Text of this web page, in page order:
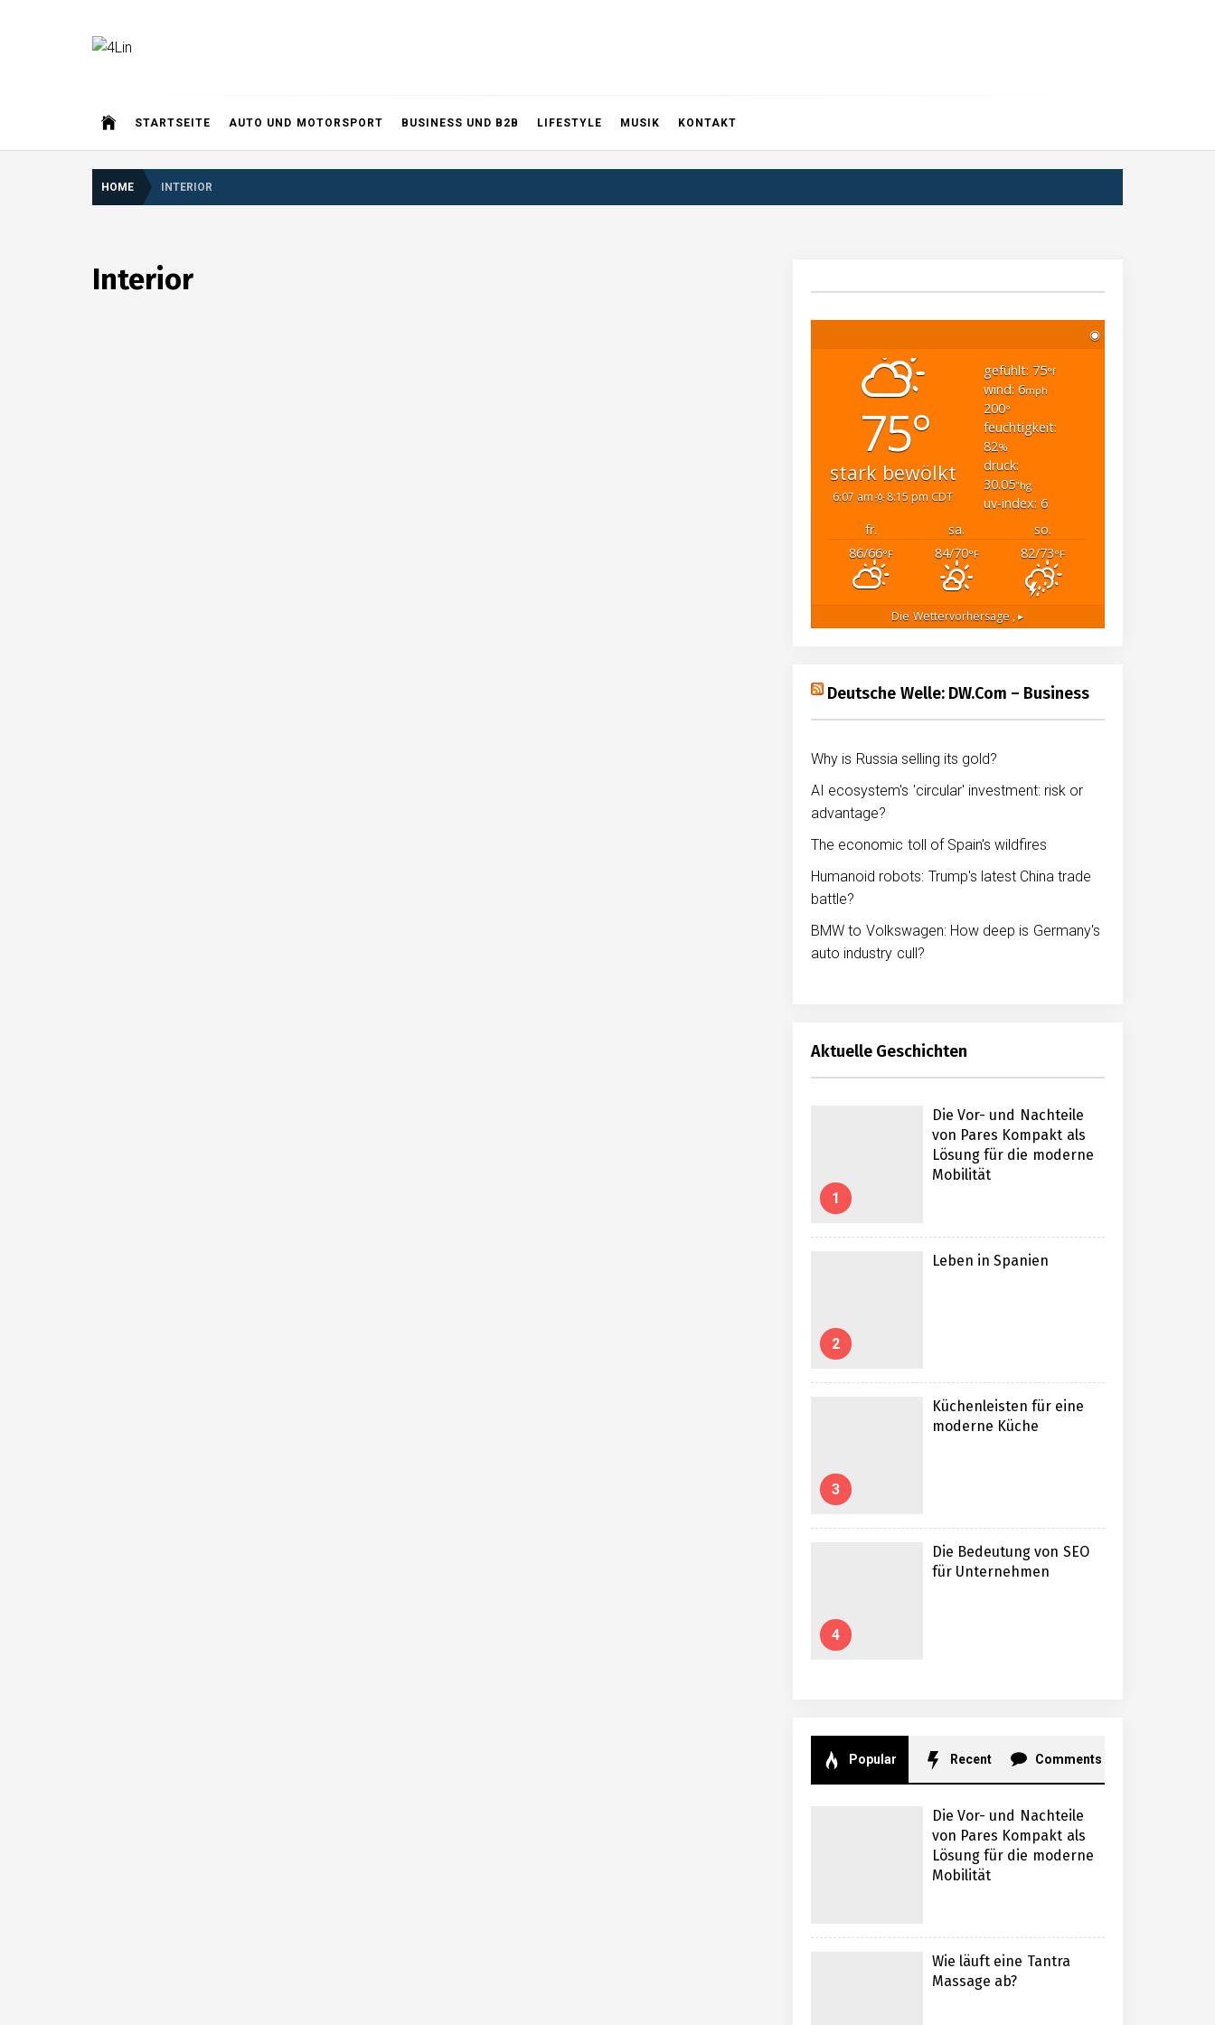
STARTSEITE AUTO UND MOTORSPORT BUSINESS UND B2B LIFESTYLE MUSIK KONTAKT
HOME INTERIOR
Interior
◉
75°
stark bewölkt
6:07 am 8:15 pm CDT
gefühlt: 75°f
wind: 6mph
200°
feuchtigkeit:
82%
druck:
30.05"hg
uv-index: 6
fr.
sa.
so.
86/66°F 84/70°F 82/73°F
Die Wettervorhersage , ▸
Deutsche Welle: DW.com – Business
Why is Russia selling its gold?
AI ecosystem's 'circular' investment: risk or
advantage?
The economic toll of Spain's wildfires
Humanoid robots: Trump's latest China trade
battle?
BMW to Volkswagen: How deep is Germany's
auto industry cull?
Aktuelle Geschichten
1
Die Vor- und Nachteile
von Pares Kompakt als
Lösung für die moderne
Mobilität
2
Leben in Spanien
3
Küchenleisten für eine
moderne Küche
4
Die Bedeutung von SEO
für Unternehmen
Popular Recent Comments
Die Vor- und Nachteile
von Pares Kompakt als
Lösung für die moderne
Mobilität
Wie läuft eine Tantra
Massage ab?